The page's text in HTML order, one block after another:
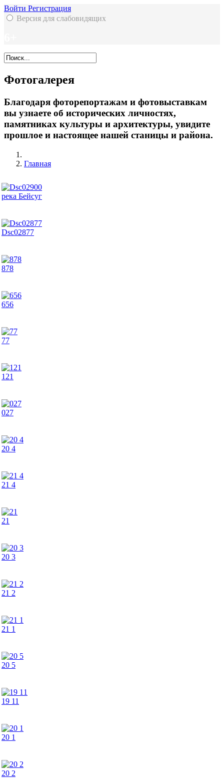
Войти Регистрация
Версия для слабовидящих
Фотогалерея
Благодаря фоторепортажам и фотовыставкам
вы узнаете об исторических личностях,
памятниках культуры и архитектуры, увидите
прошлое и настоящее нашей станицы и района.
Главная
река Бейсуг
Dsc02877
878
656
77
121
027
20 4
21 4
21
20 3
21 2
21 1
20 5
19 11
20 1
20 2